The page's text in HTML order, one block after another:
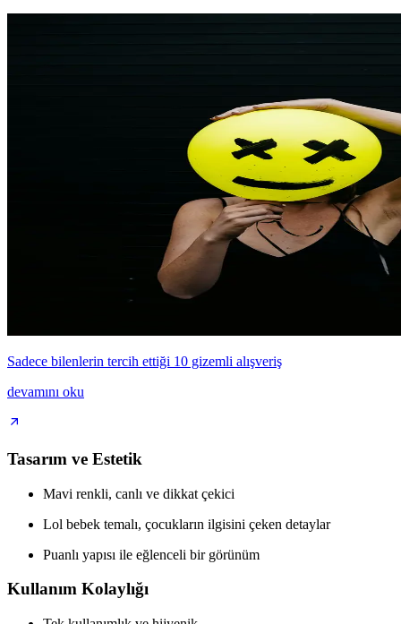
Sadece bilenlerin tercih ettiği 10 gizemli alışveriş
devamını oku
Tasarım ve Estetik
Mavi renkli, canlı ve dikkat çekici
Lol bebek temalı, çocukların ilgisini çeken detaylar
Puanlı yapısı ile eğlenceli bir görünüm
Kullanım Kolaylığı